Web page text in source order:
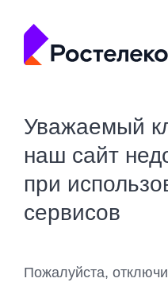
Уважаемый
наш сайт
при
сервисов
Пожалуйста,